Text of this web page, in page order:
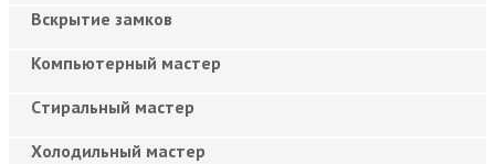
Вскрытие замков
Компьютерный мастер
Cтиральный мастер
Холодильный мастер